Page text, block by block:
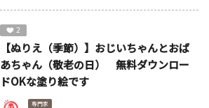
2
【ぬりえ（季節）】おじいちゃんとおば
あちゃん（敬老の日） 無料ダウンロー
ドOKな塗り絵です
専門家